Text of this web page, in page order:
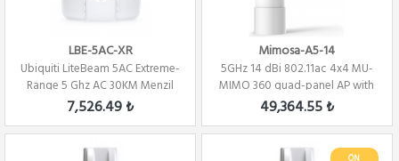
LBE-5AC-XR
Ubiquiti LiteBeam 5AC Extreme-
Range 5 Ghz AC 30KM Menzil
Dış Orta...
7,526.49 ₺
Mimosa-A5-14
5GHz 14 dBi 802.11ac 4x4 MU-
MIMO 360 quad-panel AP with
GPS
49,364.55 ₺